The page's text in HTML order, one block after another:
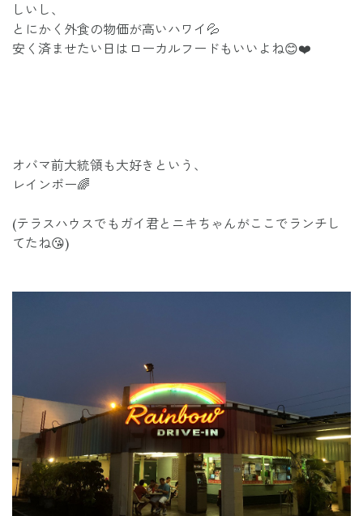
しいし、
とにかく外食の物価が高いハワイ💦
安く済ませたい日はローカルフードもいいよね😊❤️
オバマ前大統領も大好きという、
レインボー🌈
(テラスハウスでもガイ君とニキちゃんがここでランチし
てたね😘)